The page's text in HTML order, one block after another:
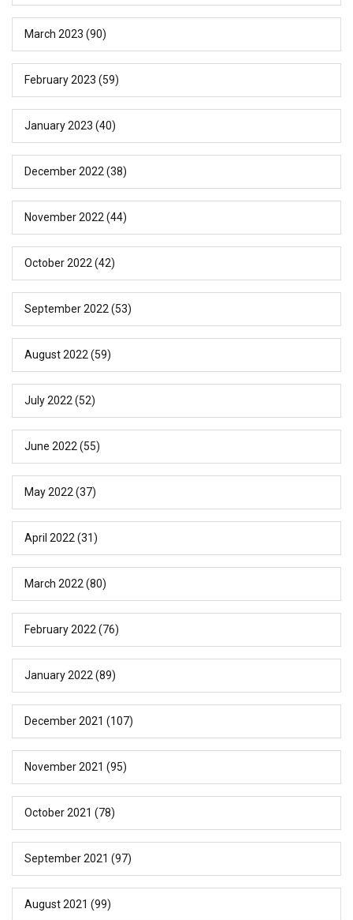
March 2023 (90)
February 2023 (59)
January 2023 (40)
December 2022 (38)
November 2022 (44)
October 2022 (42)
September 2022 (53)
August 2022 (59)
July 2022 (52)
June 2022 (55)
May 2022 (37)
April 2022 (31)
March 2022 (80)
February 2022 (76)
January 2022 (89)
December 2021 (107)
November 2021 (95)
October 2021 (78)
September 2021 (97)
August 2021 (99)